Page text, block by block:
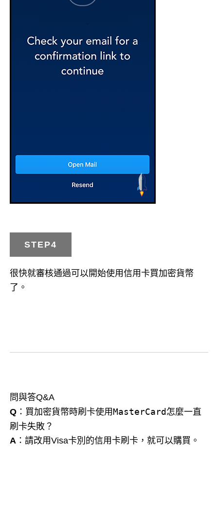
STEP4
很快就審核通過可以開始使用信用卡買加密貨幣
了。
問與答Q&A
Q ： 買加密貨幣時刷卡使用MasterCard怎麼一直
刷卡失敗？
A ：請改用Visa卡別的信用卡刷卡，就可以購買。